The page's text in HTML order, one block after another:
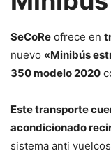
SeCoRe ofrece en
nuevo «Minibús
350 modelo 2020
Este transporte
acondicionado
sistema anti